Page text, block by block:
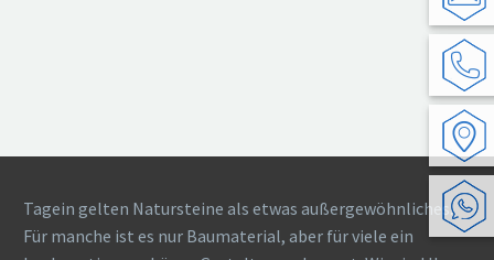
Tagein gelten Natursteine als etwas außergewöhnliches.
Für manche ist es nur Baumaterial, aber für viele ein